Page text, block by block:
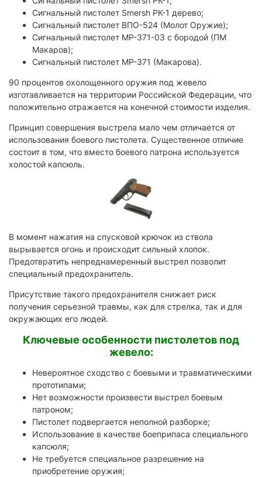
Сигнальный пистолет Smersh РК-1 дерево;
Сигнальный пистолет ВПО-524 (Молот Оружие);
Сигнальный пистолет МР-371-03 с бородой (ПМ
Макаров);
Сигнальный пистолет МР-371 (Макарова).
90 процентов охолощенного оружия под жевело
изготавливается на территории Российской Федерации, что
положительно отражается на конечной стоимости изделия.
Принцип совершения выстрела мало чем отличается от
использования боевого пистолета. Существенное отличие
состоит в том, что вместо боевого патрона используется
холостой капсюль.
В момент нажатия на спусковой крючок из ствола
вырывается огонь и происходит сильный хлопок.
Предотвратить непреднамеренный выстрел позволит
специальный предохранитель.
Присутствие такого предохранителя снижает риск
получения серьезной травмы, как для стрелка, так и для
окружающих его людей.
Ключевые особенности пистолетов под
жевело:
Невероятное сходство с боевыми и травматическими
прототипами;
Нет возможности произвести выстрел боевым
патроном;
Пистолет подвергается неполной разборке;
Использование в качестве боеприпаса специального
капсюля;
Не требуется специальное разрешение на
приобретение оружия;